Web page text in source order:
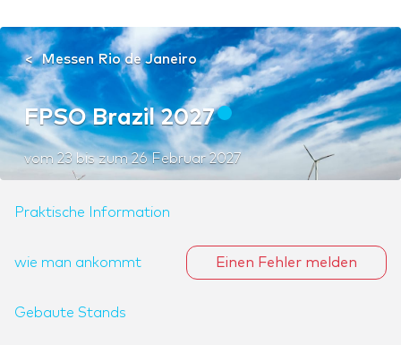
Messen Rio de Janeiro
FPSO Brazil 2027
vom 23 bis zum26 Februar 2027
Praktische Information
wie man ankommt
Gebaute Stands
Einen Fehler melden